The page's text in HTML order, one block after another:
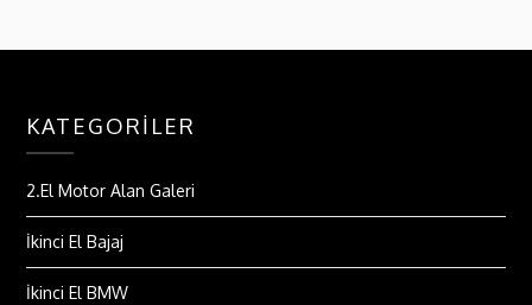
KATEGORILER
2.El Motor Alan Galeri
İkinci El Bajaj
İkinci El BMW